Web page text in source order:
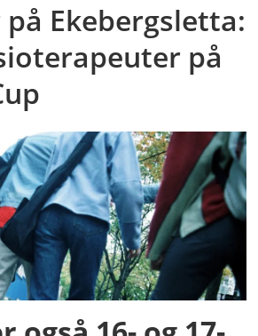
Ekebergsletta:
på